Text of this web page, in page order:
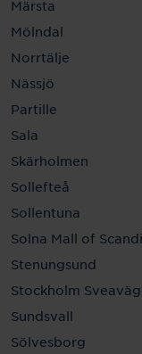
Märsta
Mölndal
Norrtälje
Nässjö
Partille
Sala
Skärholmen
Sollefteå
Sollentuna
Solna Mall of
Stenungsund
Stockholm
Sundsvall
Sölvesborg